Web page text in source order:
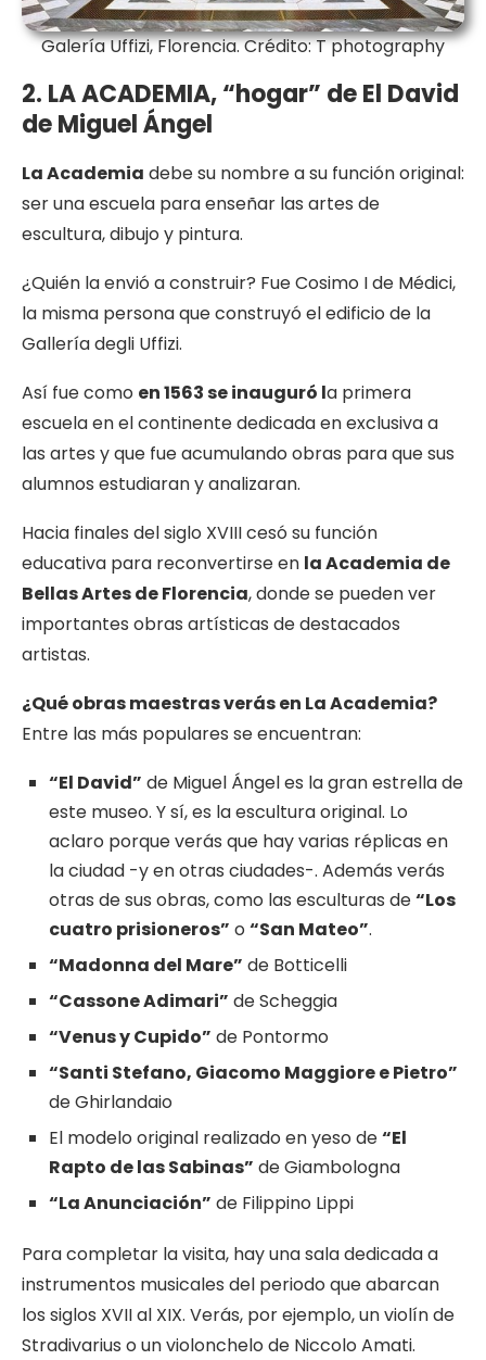
Galería Uffizi, Florencia. Crédito: T photography
2. LA ACADEMIA, “hogar” de El David
de Miguel Ángel
La Academia debe su nombre a su función original:
ser una escuela para enseñar las artes de
escultura, dibujo y pintura.
¿Quién la envió a construir? Fue Cosimo I de Médici,
la misma persona que construyó el edificio de la
Gallería degli Uffizi.
Así fue como en 1563 se inauguró la primera
escuela en el continente dedicada en exclusiva a
las artes y que fue acumulando obras para que sus
alumnos estudiaran y analizaran.
Hacia finales del siglo XVIII cesó su función
educativa para reconvertirse en la Academia de
Bellas Artes de Florencia, donde se pueden ver
importantes obras artísticas de destacados
artistas.
¿Qué obrasmaestras verás en La Academia?
Entre las más populares se encuentran:
“El David” de Miguel Ángel es la gran estrella de
este museo. Y sí, es la escultura original. Lo
aclaro porque verás que hay varias réplicas en
la ciudad -y en otras ciudades-. Además verás
otras de sus obras, como las esculturas de“Los
cuatro prisioneros” o “San Mateo”.
“Madonna del Mare” de Botticelli
“Cassone Adimari” de Scheggia
“Venus y Cupido” de Pontormo
“Santi Stefano, Giacomo Maggiore e Pietro”
de Ghirlandaio
El modelo original realizado en yeso de“El
Rapto de las Sabinas” de Giambologna
“La Anunciación” de Filippino Lippi
Para completar la visita, hay una sala dedicada a
instrumentos musicales del periodo que abarcan
los siglos XVII al XIX. Verás, por ejemplo, un violín de
Stradivarius o un violonchelo de Niccolo Amati.